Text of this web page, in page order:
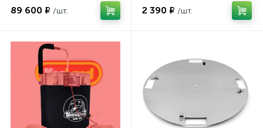
89 600 ₽ /шт. 2 390 ₽ /шт.